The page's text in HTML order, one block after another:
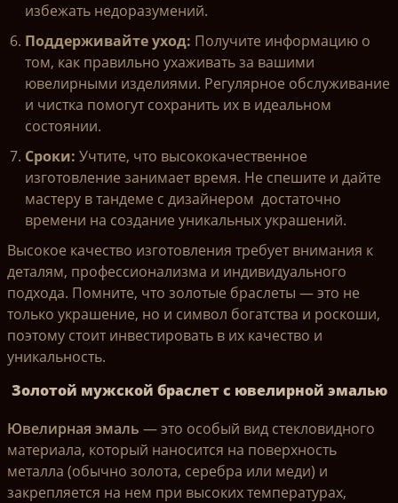
избежать недоразумений.
Поддерживайте уход: Получите информацию о
том, как правильно ухаживать за вашими
ювелирными изделиями. Регулярное обслуживание
и чистка помогут сохранить их в идеальном
состоянии.
Сроки: Учтите, что высококачественное
изготовление занимает время. Не спешите и дайте
мастеру в тандеме с дизайнером достаточно
времени на создание уникальных украшений.
Высокое качество изготовления требует внимания к
деталям, профессионализма и индивидуального
подхода. Помните, что золотые браслеты — это не
только украшение, но и символ богатства и роскоши,
поэтому стоит инвестировать в их качество и
уникальность.
Золотой мужской браслет с ювелирной эмалью
Ювелирная эмаль — это особый вид стекловидного
материала, который наносится на поверхность
металла (обычно золота, серебра или меди) и
закрепляется на нем при высоких температурах,